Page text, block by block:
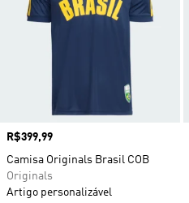
Preço
R$399,99
Camisa Originals Brasil COB
Originals
Artigo personalizável